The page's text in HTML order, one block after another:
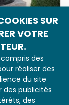
SUR
VOTRE
des
réaliser des
du site
des publicités
des
de Rodin